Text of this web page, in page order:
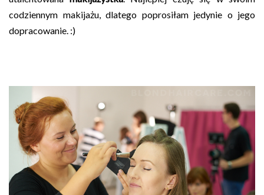
codziennym makijażu, dlatego poprosiłam jedynie o jego
dopracowanie. :)